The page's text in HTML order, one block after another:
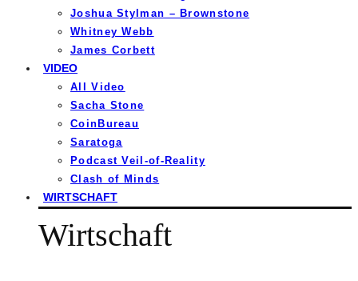
Joshua Stylman – Brownstone
Whitney Webb
James Corbett
VIDEO
All Video
Sacha Stone
CoinBureau
Saratoga
Podcast Veil-of-Reality
Clash of Minds
WIRTSCHAFT
Wirtschaft